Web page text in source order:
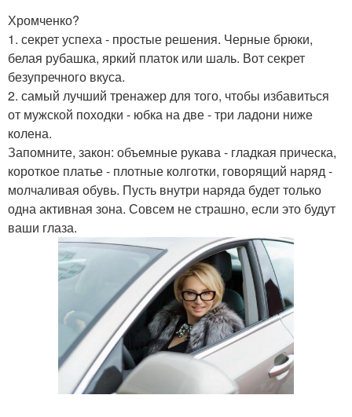
Хромченко?
1. секрет успеха - простые решения. Черные брюки,
белая рубашка, яркий платок или шаль. Вот секрет
безупречного вкуса.
2. самый лучший тренажер для того, чтобы избавиться
от мужской походки - юбка на две - три ладони ниже
колена.
Запомните, закон: объемные рукава - гладкая прическа,
короткое платье - плотные колготки, говорящий наряд -
молчаливая обувь. Пусть внутри наряда будет только
одна активная зона. Совсем не страшно, если это будут
ваши глаза.